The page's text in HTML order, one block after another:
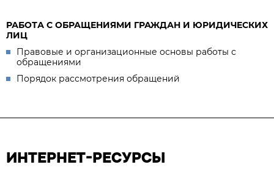
РАБОТА С ОБРАЩЕНИЯМИ ГРАЖДАН И ЮРИДИЧЕСКИХ
ЛИЦ
Правовые и организационные основы работы с
обращениями
Порядок рассмотрения обращений
ИНТЕРНЕТ-РЕСУРСЫ